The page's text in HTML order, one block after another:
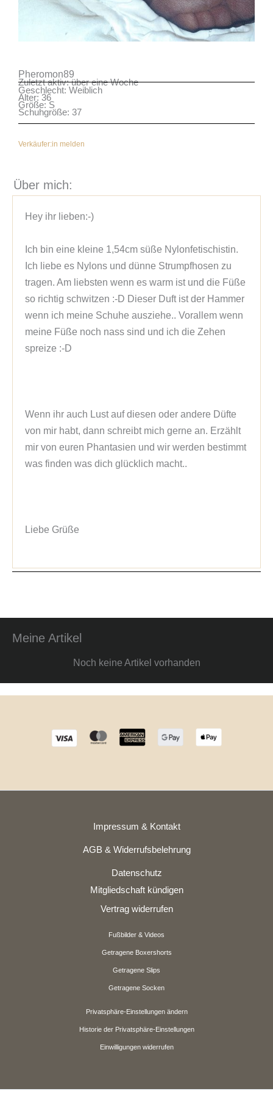
Pheromon89
Zuletzt aktiv: über eine Woche
Geschlecht: Weiblich
Alter: 36
Größe: S
Schuhgröße: 37
Verkäufer:in melden
Über mich:
Hey ihr lieben:-)
Ich bin eine kleine 1,54cm süße Nylonfetischistin.
Ich liebe es Nylons und dünne Strumpfhosen zu
tragen. Am liebsten wenn es warm ist und die Füße
so richtig schwitzen :-D Dieser Duft ist der Hammer
wenn ich meine Schuhe ausziehe.. Vorallem wenn
meine Füße noch nass sind und ich die Zehen
spreize :-D
Wenn ihr auch Lust auf diesen oder andere Düfte
von mir habt, dann schreibt mich gerne an. Erzählt
mir von euren Phantasien und wir werden bestimmt
was finden was dich glücklich macht..
Liebe Grüße
Meine Artikel
Noch keine Artikel vorhanden
Impressum & Kontakt
AGB & Widerrufsbelehrung
Datenschutz
Mitgliedschaft kündigen
Vertrag widerrufen
Fußbilder & Videos
Getragene Boxershorts
Getragene Slips
Getragene Socken
Privatsphäre-Einstellungen ändern
Historie der Privatsphäre-Einstellungen
Einwilligungen widerrufen